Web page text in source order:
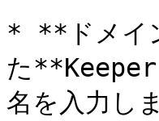
* **ドメイ
た**Keeper
名を入力し